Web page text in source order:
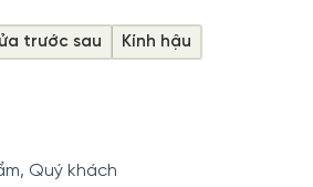
trước sau Kính hậu
Chắn Nắng Hiệu Quả số lượng
Quý khách